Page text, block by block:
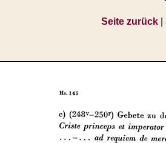
Seite zurück|